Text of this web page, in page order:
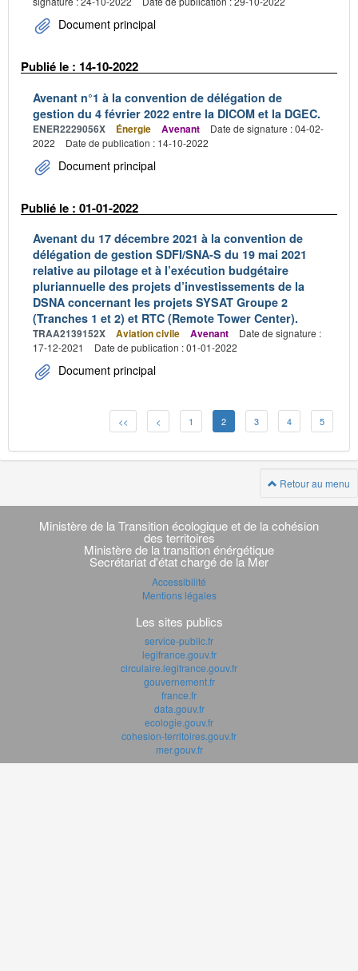
Document principal
Publié le : 14-10-2022
Avenant n°1 à la convention de délégation de
gestion du 4 février 2022 entre la DICOM et la DGEC.
ENER2229056X Énergie Avenant
Date de signature : 04-02-
2022
Date de publication : 14-10-2022
Document principal
Publié le : 01-01-2022
Avenant du 17 décembre 2021 à la convention de
délégation de gestion SDFI/SNA-S du 19 mai 2021
relative au pilotage et à l’exécution budgétaire
pluriannuelle des projets d’investissements de la
DSNA concernant les projets SYSAT Groupe 2
(Tranches 1 et 2) et RTC (Remote Tower Center).
TRAA2139152X Aviation civile Avenant
Date de signature :
17-12-2021
Date de publication : 01-01-2022
Document principal
<< < 1 2 3 4 5
Retour au menu
Navigation
transverse
Ministère de la Transition écologique et de la cohésion
des territoires
Ministère de la transition énérgétique
Secrétariat d'état chargé de la Mer
Accessibilité
Mentions légales
Les sites publics
service-public.fr
legifrance.gouv.fr
circulaire.legifrance.gouv.fr
gouvernement.fr
france.fr
data.gouv.fr
ecologie.gouv.fr
cohesion-territoires.gouv.fr
mer.gouv.fr